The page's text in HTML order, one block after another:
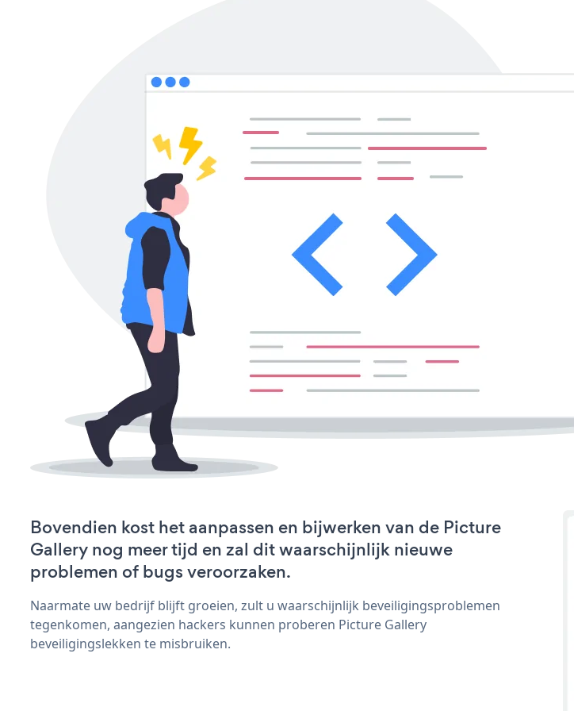
Bovendien kost het aanpassen en bijwerken van de Picture
Gallery nog meer tijd en zal dit waarschijnlijk nieuwe
problemen of bugs veroorzaken.
Naarmate uw bedrijf blijft groeien, zult u waarschijnlijk beveiligingsproblemen
tegenkomen, aangezien hackers kunnen proberen Picture Gallery
beveiligingslekken te misbruiken.